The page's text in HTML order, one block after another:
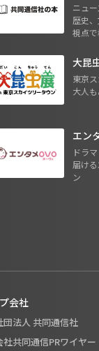
ニュ
歴史
視点
大昆
東京
大人
エン
ドラ
届け
ン
会社
団法人 共同通信社
社共同通信PRワイヤー